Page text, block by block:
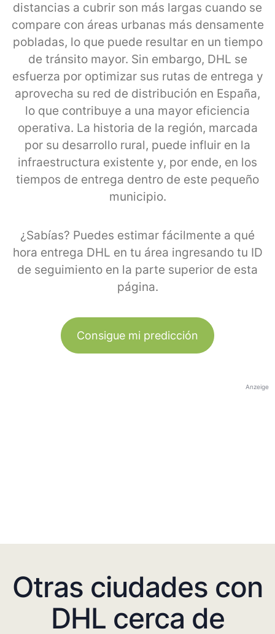
distancias a cubrir son más largas cuando se
compare con áreas urbanas más densamente
pobladas, lo que puede resultar en un tiempo
de tránsito mayor. Sin embargo, DHL se
esfuerza por optimizar sus rutas de entrega y
aprovecha su red de distribución en España,
lo que contribuye a una mayor eficiencia
operativa. La historia de la región, marcada
por su desarrollo rural, puede influir en la
infraestructura existente y, por ende, en los
tiempos de entrega dentro de este pequeño
municipio.
¿Sabías? Puedes estimar fácilmente a qué
hora entrega DHL en tu área ingresando tu ID
de seguimiento en la parte superior de esta
página.
Consigue mi predicción
Anzeige
Otras ciudades con
DHL cerca de